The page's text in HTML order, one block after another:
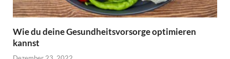
Wie du deine Gesundheitsvorsorge optimieren
kannst